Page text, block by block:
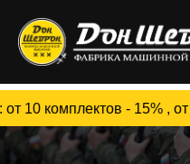
- 15% , от 20